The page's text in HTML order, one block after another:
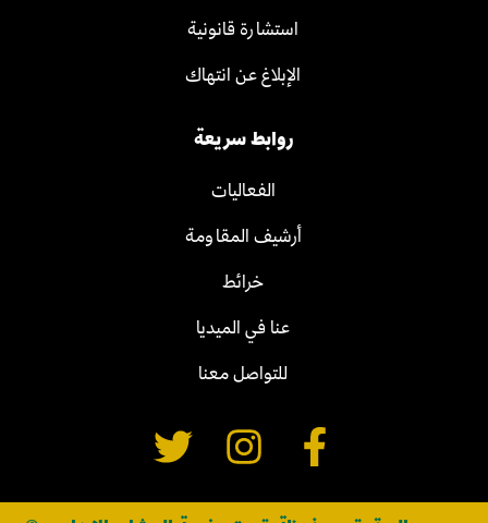
استشارة قانونية
الإبلاغ عن انتهاك
روابط سريعة
الفعاليات
أرشيف المقاومة
خرائط
عنا في الميديا
للتواصل معنا